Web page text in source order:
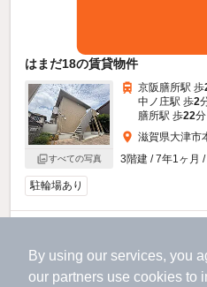
By using our services, you
our partners use cookies to
はまだ18の賃貸物件
すべての写真
京阪膳所駅 歩
中ノ庄駅 歩2
膳所駅 歩22分
滋賀県大津市
3階建 / 7年1ヶ月
駐輪場あり
（管理費不要）
敷 50,000円 礼